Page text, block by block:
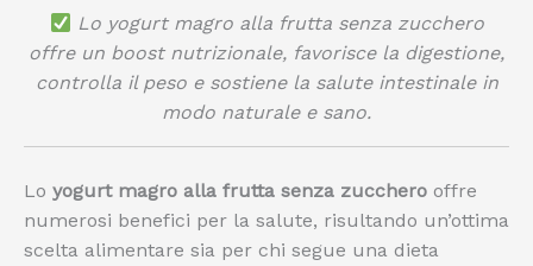
Lo yogurt magro alla frutta senza zucchero
offre un boost nutrizionale, favorisce la digestione,
controlla il peso e sostiene la salute intestinale in
modo naturale e sano.
Lo yogurt magro alla frutta senza zucchero offre
numerosi benefici per la salute, risultando un’ottima
scelta alimentare sia per chi segue una dieta